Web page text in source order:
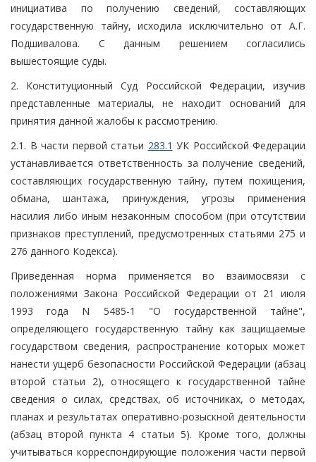
инициатива по получению сведений, составляющих
государственную тайну, исходила исключительно от А.Г.
Подшивалова. С данным решением согласились
вышестоящие суды.
2. Конституционный Суд Российской Федерации, изучив
представленные материалы, не находит оснований для
принятия данной жалобы к рассмотрению.
2.1. В части первой статьи 283.1 УК Российской Федерации
устанавливается ответственность за получение сведений,
составляющих государственную тайну, путем похищения,
обмана, шантажа, принуждения, угрозы применения
насилия либо иным незаконным способом (при отсутствии
признаков преступлений, предусмотренных статьями 275 и
276 данного Кодекса).
Приведенная норма применяется во взаимосвязи с
положениями Закона Российской Федерации от 21 июля
1993 года N 5485-1 "О государственной тайне",
определяющего государственную тайну как защищаемые
государством сведения, распространение которых может
нанести ущерб безопасности Российской Федерации (абзац
второй статьи 2), относящего к государственной тайне
сведения о силах, средствах, об источниках, о методах,
планах и результатах оперативно-розыскной деятельности
(абзац второй пункта 4 статьи 5). Кроме того, должны
учитываться корреспондирующие положения части первой